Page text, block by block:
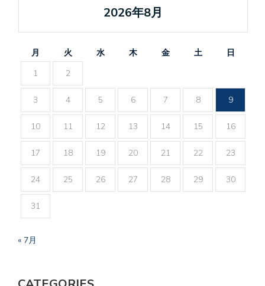
2026年8月
月 火 水 木 金 土
日
1
2
3 4 5 6 7 8 9
10 11 12 13 14 15 16
17 18 19 20 21 22 23
24 25 26 27 28 29 30
31
« 7月